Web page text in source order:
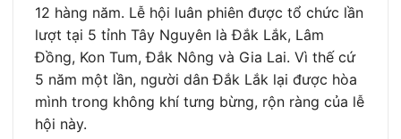
12 hàng năm. Lễ hội luân phiên được tổ chức lần
lượt tại 5 tỉnh Tây Nguyên là Đắk Lắk, Lâm
Đồng, Kon Tum, Đắk Nông và Gia Lai. Vì thế cứ
5 năm một lần, người dân Đắk Lắk lại được hòa
mình trong không khí tưng bừng, rộn ràng của lễ
hội này.